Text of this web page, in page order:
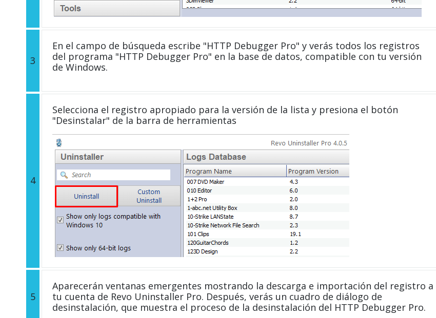
3
En el campo de búsqueda escribe "HTTP Debugger Pro" y verás todos los registros
del programa "HTTP Debugger Pro" en la base de datos, compatible con tu versión
de Windows.
4
Selecciona el registro apropiado para la versión de la lista y presiona el botón
"Desinstalar" de la barra de herramientas
5
Aparecerán ventanas emergentes mostrando la descarga e importación del registro a
tu cuenta de Revo Uninstaller Pro. Después, verás un cuadro de diálogo de
desinstalación, que muestra el proceso de la desinstalación del HTTP Debugger Pro.